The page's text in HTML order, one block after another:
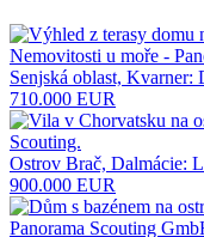
Senjská oblast, Kvarner:
710.000 EUR
Ostrov Brač, Dalmácie:
900.000 EUR